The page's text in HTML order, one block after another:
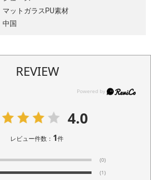
マットガラスPU素材
中国
REVIEW
4.0
レビュー件数： 1件
(0)
(1)